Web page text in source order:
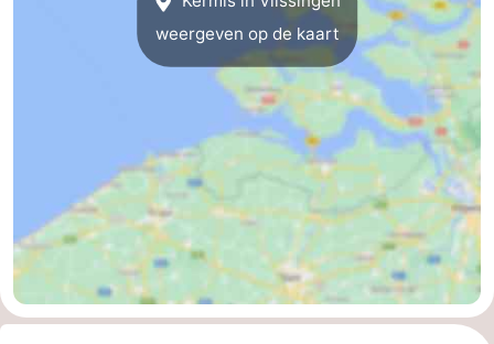
Route
-
Parkeren
Reisboekenwinkel
weergeven op de kaart